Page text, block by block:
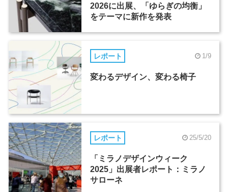
2026に出展、「ゆらぎの均衡」
をテーマに新作を発表
レポート 1/9
変わるデザイン、変わる椅子
レポート 25/5/20
「ミラノデザインウィーク
2025」出展者レポート：ミラノ
サローネ